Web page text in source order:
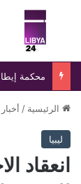
بحث عن
الرئيسية /
ليبيا
انعقاد